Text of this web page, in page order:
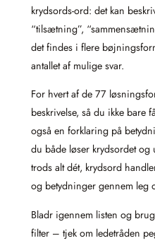
krydsords-ord: det kan
“tilsætning”,
det findes i flere
antallet af mulige svar.
For hvert af de 77
beskrivelse, så du ikke bare
også en forklaring på
du både løser krydsordet
trods alt dét, krydsord
og betydninger gennem leg
Bladr igennem listen og
filter – tjek om ledetråden